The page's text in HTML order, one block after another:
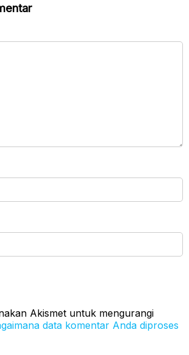
Akismet untuk mengurangi
data komentar Anda diproses